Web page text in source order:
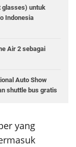
glasses) untuk
Indonesia
Air 2 sebagai
Auto Show
shuttle bus gratis
yang